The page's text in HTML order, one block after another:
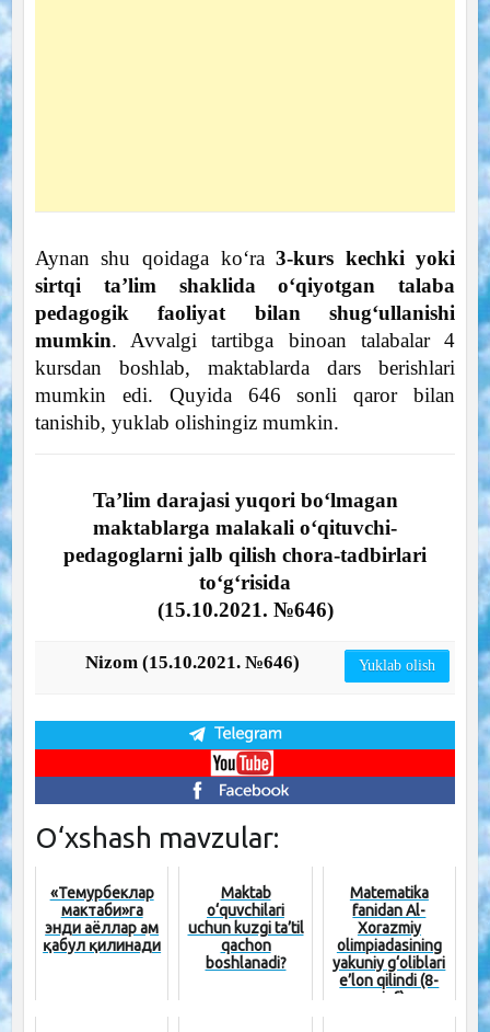
Aynan shu qoidaga ko‘ra3-kurs kechki yoki
sirtqi ta’lim shaklida o‘qiyotgan talaba
pedagogik faoliyat bilan shug‘ullanishi
mumkin. Avvalgi tartibga binoan talabalar 4
kursdan boshlab, maktablarda dars berishlari
mumkin edi. Quyida 646 sonli qaror bilan
tanishib, yuklab olishingiz mumkin.
Ta’lim darajasi yuqori bo‘lmagan
maktablarga malakali o‘qituvchi-
pedagoglarni jalb qilish chora-tadbirlari
to‘g‘risida
(15.10.2021. №646)
Nizom (15.10.2021. №646) Yuklab olish
O‘xshash mavzular:
«Темурбеклар
мактаби»га
энди аёллар ҳам
қабул қилинади
Maktab
o‘quvchilari
uchun kuzgi ta’til
qachon
boshlanadi?
Matematika
fanidan Al-
Xorazmiy
olimpiadasining
yakuniy g‘oliblari
e’lon qilindi (8-
sinf)